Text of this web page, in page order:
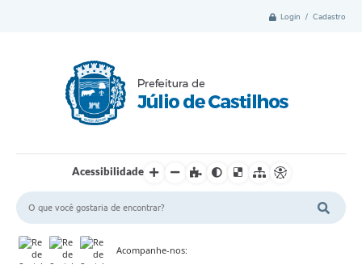
Login / Cadastro
Acessibilidade
Acompanhe-nos: